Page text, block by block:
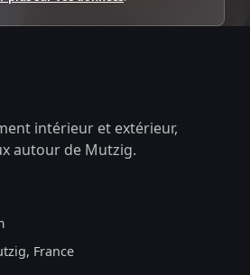
intérieur et extérieur,
autour de Mutzig.
France